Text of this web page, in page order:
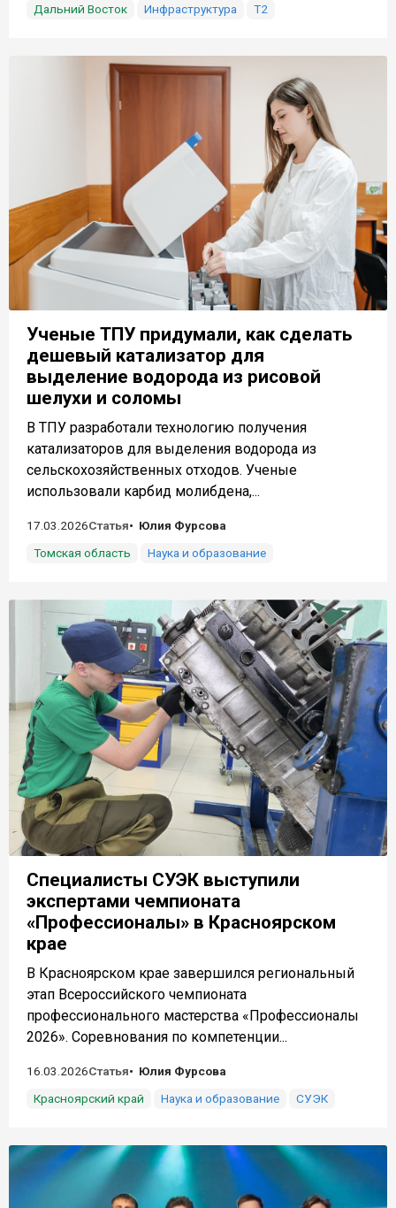
Дальний Восток
Инфраструктура Т2
Ученые ТПУ придумали, как сделать
дешевый катализатор для
выделение водорода из рисовой
шелухи и соломы
В ТПУ разработали технологию получения
катализаторов для выделения водорода из
сельскохозяйственных отходов. Ученые
использовали карбид молибдена,...
17.03.2026Статья
Юлия Фурсова
Томская область
Наука и образование
Специалисты СУЭК выступили
экспертами чемпионата
«Профессионалы» в Красноярском
крае
В Красноярском крае завершился региональный
этап Всероссийского чемпионата
профессионального мастерства «Профессионалы
2026». Соревнования по компетенции...
16.03.2026Статья
Юлия Фурсова
Красноярский край
Наука и образование СУЭК